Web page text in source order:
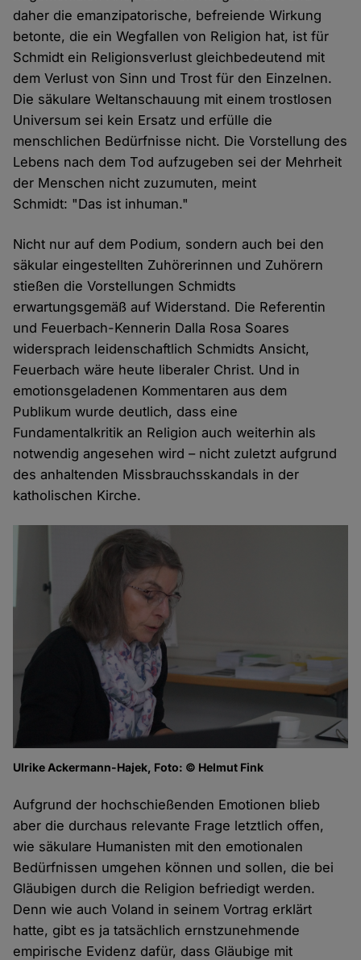
daher die emanzipatorische, befreiende Wirkung
betonte, die ein Wegfallen von Religion hat, ist für
Schmidt ein Religionsverlust gleichbedeutend mit
dem Verlust von Sinn und Trost für den Einzelnen.
Die säkulare Weltanschauung mit einem trostlosen
Universum sei kein Ersatz und erfülle die
menschlichen Bedürfnisse nicht. Die Vorstellung des
Lebens nach dem Tod aufzugeben sei der Mehrheit
der Menschen nicht zuzumuten, meint
Schmidt: "Das ist inhuman."
Nicht nur auf dem Podium, sondern auch bei den
säkular eingestellten Zuhörerinnen und Zuhörern
stießen die Vorstellungen Schmidts
erwartungsgemäß auf Widerstand. Die Referentin
und Feuerbach-Kennerin Dalla Rosa Soares
widersprach leidenschaftlich Schmidts Ansicht,
Feuerbach wäre heute liberaler Christ. Und in
emotionsgeladenen Kommentaren aus dem
Publikum wurde deutlich, dass eine
Fundamentalkritik an Religion auch weiterhin als
notwendig angesehen wird – nicht zuletzt aufgrund
des anhaltenden Missbrauchsskandals in der
katholischen Kirche.
Ulrike Ackermann-Hajek, Foto: © Helmut Fink
Aufgrund der hochschießenden Emotionen blieb
aber die durchaus relevante Frage letztlich offen,
wie säkulare Humanisten mit den emotionalen
Bedürfnissen umgehen können und sollen, die bei
Gläubigen durch die Religion befriedigt werden.
Denn wie auch Voland in seinem Vortrag erklärt
hatte, gibt es ja tatsächlich ernstzunehmende
empirische Evidenz dafür, dass Gläubige mit